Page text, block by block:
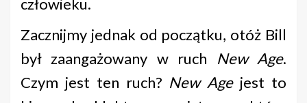
człowieku.
Zacznijmy jednak od początku, otóż Bill
był zaangażowany w ruch New Age.
Czym jest ten ruch? New Agejest to